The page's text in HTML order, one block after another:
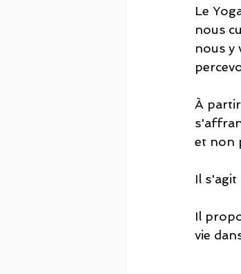
Le
nous
nous y
À
et non
Il s'agit
Il
vie